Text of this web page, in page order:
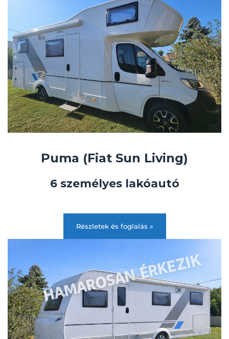
Puma (Fiat Sun Living)
6 személyes lakóautó
Részletek és foglalás »